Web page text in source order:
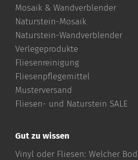
Mosaik & Wandverblender
Naturstein-Mosaik
Naturstein-Wandverblender
Verlegeprodukte
Fliesenreinigung
Fliesenpflegemittel
Musterversand
Fliesen- und Naturstein SALE
Gut zu wissen
Vinyl oder Fliesen: Welcher